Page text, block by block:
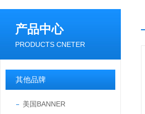
产品中心
PRODUCTS CNETER
其他品牌
美国BANNER